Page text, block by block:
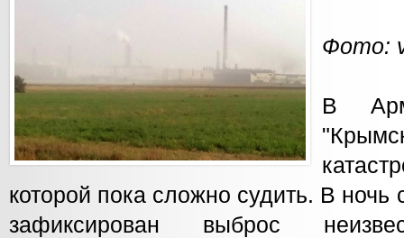
Фото:
В
которой пока сложно судить. В ночь
зафиксирован выброс